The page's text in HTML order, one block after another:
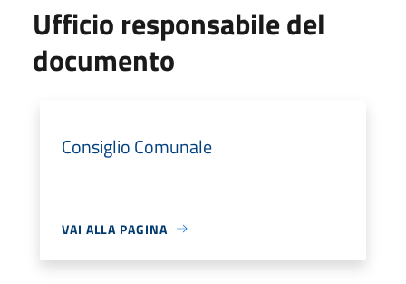
Ufficio responsabile del
documento
Consiglio Comunale
VAI ALLA PAGINA